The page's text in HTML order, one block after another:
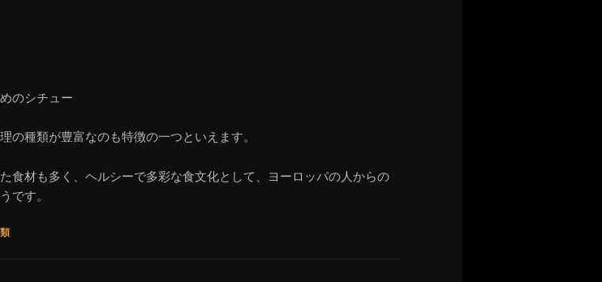
のシチュー
の種類が豊富なのも特徴の一つといえます。
食材も多く、ヘルシーで多彩な食文化として、ヨーロッパの人からの
です。